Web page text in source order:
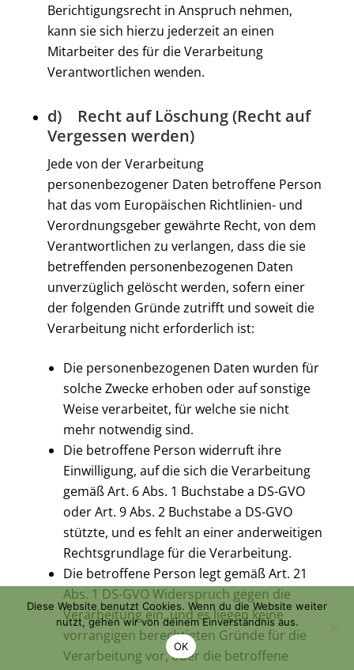
Berichtigungsrecht in Anspruch nehmen,
kann sie sich hierzu jederzeit an einen
Mitarbeiter des für die Verarbeitung
Verantwortlichen wenden.
d) Recht auf Löschung (Recht auf
Vergessen werden)
Jede von der Verarbeitung
personenbezogener Daten betroffene Person
hat das vom Europäischen Richtlinien- und
Verordnungsgeber gewährte Recht, von dem
Verantwortlichen zu verlangen, dass die sie
betreffenden personenbezogenen Daten
unverzüglich gelöscht werden, sofern einer
der folgenden Gründe zutrifft und soweit die
Verarbeitung nicht erforderlich ist:
Die personenbezogenen Daten wurden für
solche Zwecke erhoben oder auf sonstige
Weise verarbeitet, für welche sie nicht
mehr notwendig sind.
Die betroffene Person widerruft ihre
Einwilligung, auf die sich die Verarbeitung
gemäß Art. 6 Abs. 1 Buchstabe a DS-GVO
oder Art. 9 Abs. 2 Buchstabe a DS-GVO
stützte, und es fehlt an einer anderweitigen
Rechtsgrundlage für die Verarbeitung.
Die betroffene Person legt gemäß Art. 21
Abs. 1 DS-GVO Widerspruch gegen die
Verarbeitung ein, und es liegen keine
vorrangigen berechtigten Gründe für die
Verarbeitung vor, oder die betroffene
Diese Website benutzt Cookies. Wenn du die Website weiter
nutzt, gehen wir von deinem Einverständnis aus.
OK